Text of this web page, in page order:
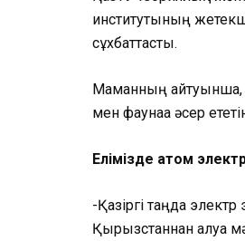
институтының
сұхбаттасты.
Маманның айтуынша,
мен фаунаға әсер
­Елімізде атом
-Қазіргі таңда
Қырғызстаннан алуға